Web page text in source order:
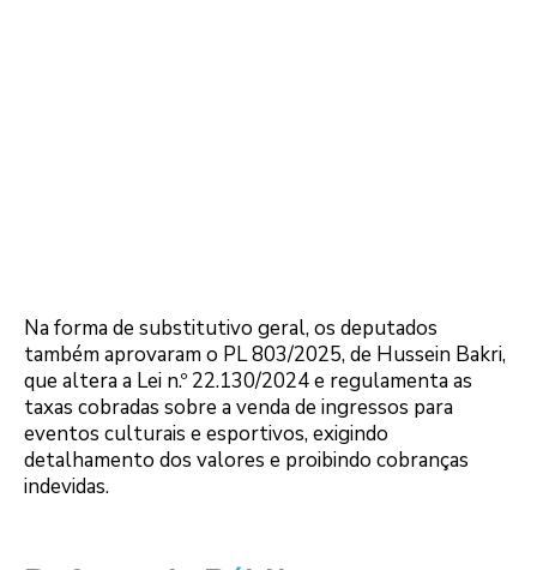
Na forma de substitutivo geral, os deputados
também aprovaram o PL 803/2025, de Hussein Bakri,
que altera a Lei n.º 22.130/2024 e regulamenta as
taxas cobradas sobre a venda de ingressos para
eventos culturais e esportivos, exigindo
detalhamento dos valores e proibindo cobranças
indevidas.